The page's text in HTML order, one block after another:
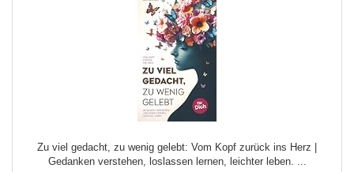
Zu viel gedacht, zu wenig gelebt: Vom Kopf zurück ins Herz |
Gedanken verstehen, loslassen lernen, leichter leben. ...